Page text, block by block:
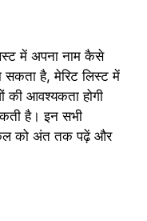
में अपना नाम कैसे
है, मेरिट लिस्ट में
आवश्यकता होगी
है। इन सभी
को अंत तक पढ़ें और